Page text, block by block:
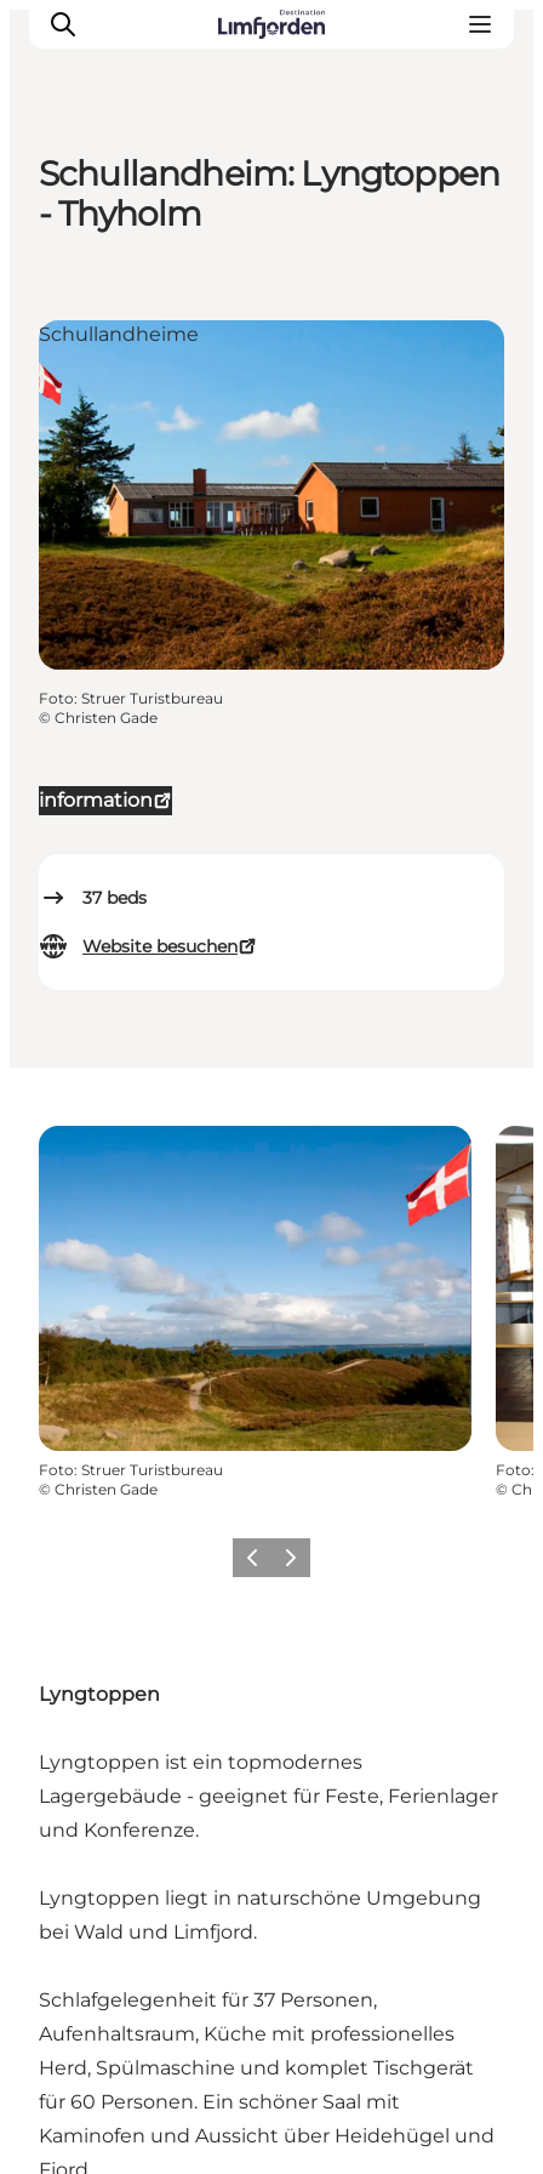
Schullandheim: Lyngtoppen
- Thyholm
information
37 beds
Website besuchen
Schullandheime
Foto: Struer Turistbureau
© Christen Gade
Foto: Struer Turistbureau
© Christen Gade
Foto:
©
Vorherige Folie
Nächste Folie
Lyngtoppen
Lyngtoppen ist ein topmodernes
Lagergebäude - geeignet für Feste, Ferienlager
und Konferenze.
Lyngtoppen liegt in naturschöne Umgebung
bei Wald und Limfjord.
Schlafgelegenheit für 37 Personen,
Aufenhaltsraum, Küche mit professionelles
Herd, Spülmaschine und komplet Tischgerät
für 60 Personen. Ein schöner Saal mit
Kaminofen und Aussicht über Heidehügel und